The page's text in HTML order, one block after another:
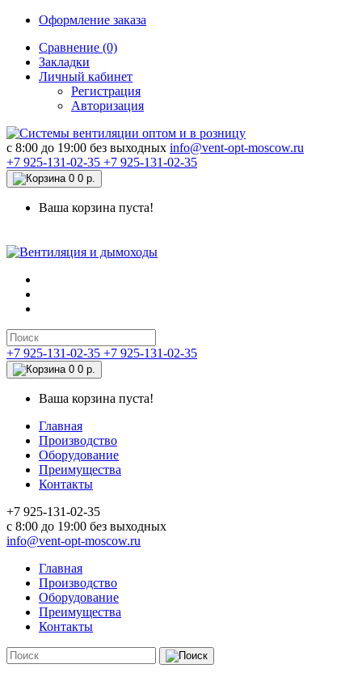
Оформление заказа
Сравнение (0)
Закладки
Личный кабинет
Регистрация
Авторизация
c 8:00 до 19:00 без выходных info@vent-opt-moscow.ru
+7 925-131-02-35 +7 925-131-02-35
0 0 р.
Ваша корзина пуста!
+7 925-131-02-35 +7 925-131-02-35
0 0 р.
Ваша корзина пуста!
Главная
Производство
Оборудование
Преимущества
Контакты
+7 925-131-02-35
c 8:00 до 19:00 без выходных
info@vent-opt-moscow.ru
Главная
Производство
Оборудование
Преимущества
Контакты